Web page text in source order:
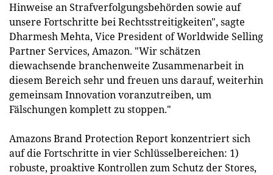
Hinweise an Strafverfolgungsbehörden sowie auf
unsere Fortschritte bei Rechtsstreitigkeiten", sagte
Dharmesh Mehta, Vice President of Worldwide Selling
Partner Services, Amazon. "Wir schätzen
diewachsende branchenweite Zusammenarbeit in
diesem Bereich sehr und freuen uns darauf, weiterhin
gemeinsam Innovation voranzutreiben, um
Fälschungen komplett zu stoppen."
Amazons Brand Protection Report konzentriert sich
auf die Fortschritte in vier Schlüsselbereichen: 1)
robuste, proaktive Kontrollen zum Schutz der Stores,